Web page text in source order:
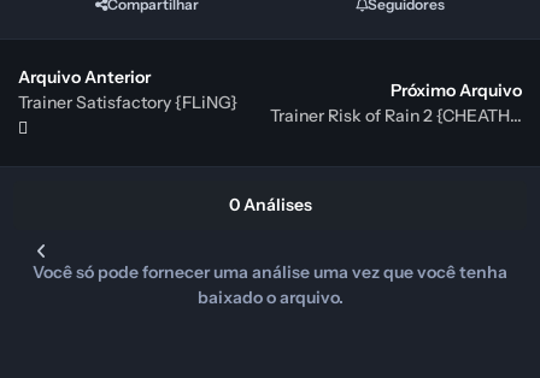
Compartilhar Seguidores
Arquivo Anterior
Trainer Satisfactory {FLiNG}
Próximo Arquivo
Trainer Risk of Rain 2 {CHEATHAPPENS}
0 Análises
Você só pode fornecer uma análise uma vez que você tenha
baixado o arquivo.